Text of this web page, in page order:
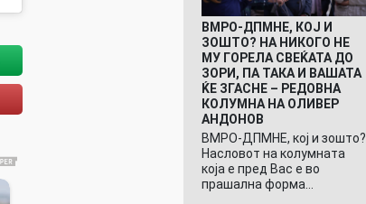
ВМРО-ДПМНЕ, КОЈ И
ЗОШТО? НА НИКОГО НЕ
МУ ГОРЕЛА СВЕЌАТА ДО
ЗОРИ, ПА ТАКА И ВАШАТА
ЌЕ ЗГАСНЕ – РЕДОВНА
КОЛУМНА НА ОЛИВЕР
АНДОНОВ
ВМРО-ДПМНЕ, кој и зошто?
Насловот на колумната
која е пред Вас е во
прашална форма…